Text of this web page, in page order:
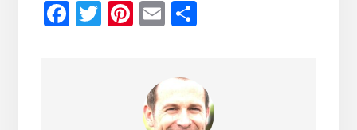
Fa
T
Pi
es
E
vi
di